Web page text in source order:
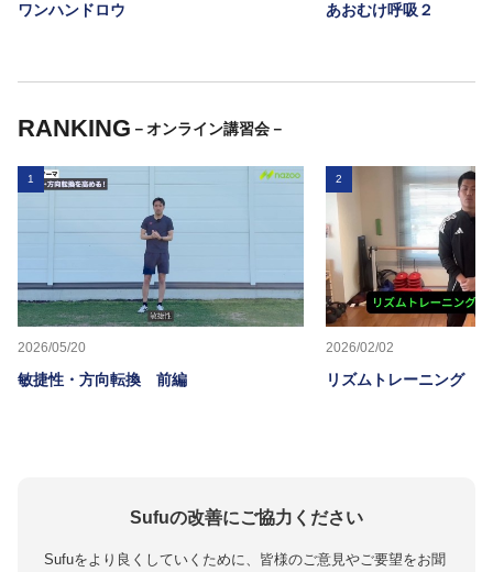
ワンハンドロウ あおむけ呼吸２
RANKING －オンライン講習会－
1
2026/05/20
敏捷性・方向転換 前編
2
2026/02/02
リズムトレーニング
Sufuの改善にご協力ください
Sufuをより良くしていくために、皆様のご意見やご要望をお聞